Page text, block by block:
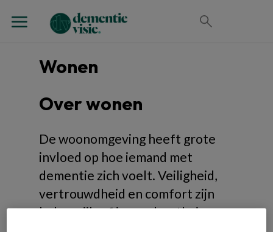
Wonen
Over wonen
De woonomgeving heeft grote
invloed op hoe iemand met
dementie zich voelt. Veiligheid,
vertrouwdheid en comfort zijn
belangrijk, of iemand nu thuis